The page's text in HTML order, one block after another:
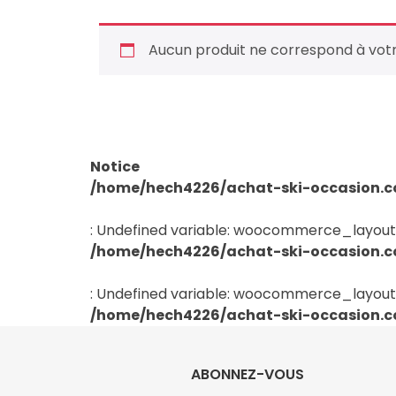
Aucun produit ne correspond à
Notice
/home/hech4226/achat-ski-
: Undefined variable:
/home/hech4226/achat-ski-
: Undefined variable:
/home/hech4226/achat-ski-
ABONNEZ-VOUS